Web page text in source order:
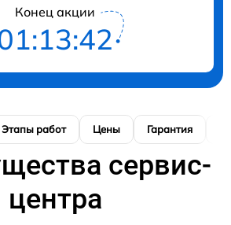
Конец акции
Этапы работ Цены Гарантия
сервис-
центра